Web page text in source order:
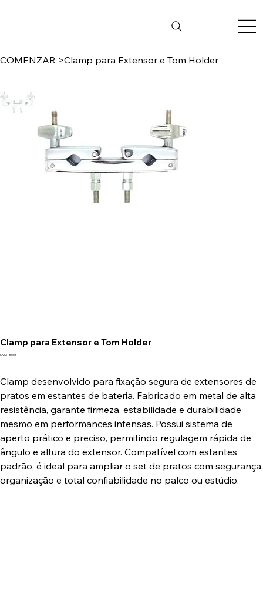
COMENZAR >Clamp para Extensor e Tom Holder
Clamp para Extensor e Tom Holder
SKU: SKU
5663
Clamp desenvolvido para fixação segura de extensores de
pratos em estantes de bateria. Fabricado em metal de alta
resistência, garante firmeza, estabilidade e durabilidade
mesmo em performances intensas. Possui sistema de
aperto prático e preciso, permitindo regulagem rápida de
ângulo e altura do extensor. Compatível com estantes
padrão, é ideal para ampliar o set de pratos com segurança,
organização e total confiabilidade no palco ou estúdio.